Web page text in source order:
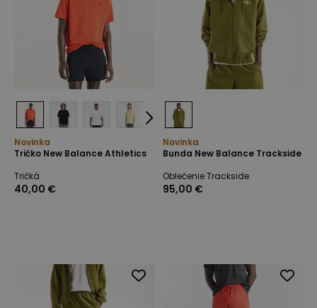
Novinka
Tričko New Balance Athletics
Tričká
40,00 €
Novinka
Bunda New Balance Trackside
Oblečenie Trackside
95,00 €